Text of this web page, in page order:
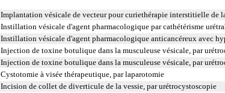
Implantation vésicale de vecteur pour curiethérapie interstitielle de
Instillation vésicale d'agent pharmacologique par cathétérisme
Instillation vésicale d'agent pharmacologique anticancéreux avec
Injection de toxine botulique dans la musculeuse vésicale, par
Injection de toxine botulique dans la musculeuse vésicale, par
Cystotomie à visée thérapeutique, par laparotomie
Incision de collet de diverticule de la vessie, par urétrocystoscopie